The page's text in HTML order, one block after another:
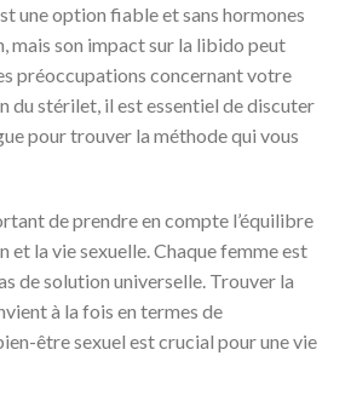
une option fiable et sans hormones
mais son impact sur la libido peut
préoccupations concernant votre
du stérilet, il est essentiel de discuter
pour trouver la méthode qui vous
de prendre en compte l’équilibre
la vie sexuelle. Chaque femme est
de solution universelle. Trouver la
à la fois en termes de
être sexuel est crucial pour une vie